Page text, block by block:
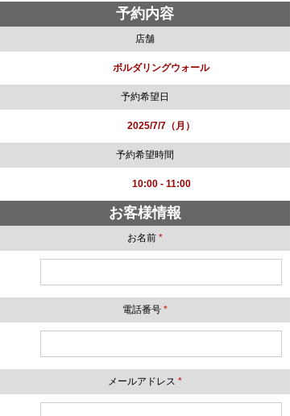
予約内容
店舗
ボルダリングウォール
予約希望日
2025/7/7（月）
予約希望時間
10:00 - 11:00
お客様情報
お名前 *
電話番号 *
メールアドレス *